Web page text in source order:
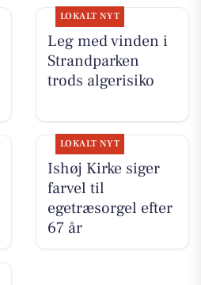
LOKALT NYT
Leg med vinden i
Strandparken
trods algerisiko
LOKALT NYT
Ishøj Kirke siger
farvel til
egetræsorgel efter
67 år